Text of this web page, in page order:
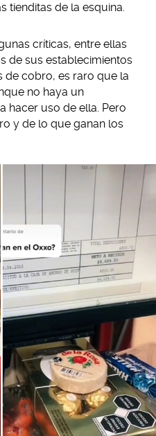
tienditas de la esquina.
críticas, entre ellas
de sus establecimientos
de cobro, es raro que la
no haya un
hacer uso de ella. Pero
y de lo que ganan los